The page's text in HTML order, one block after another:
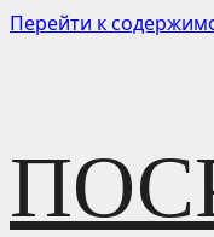
Перейти к